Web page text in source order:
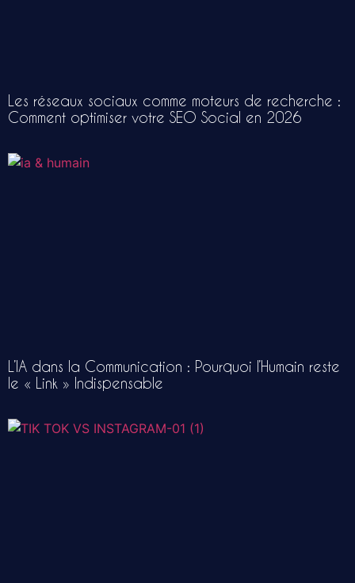
Les réseaux sociaux comme moteurs de recherche :
Comment optimiser votre SEO Social en 2026
L’IA dans la Communication : Pourquoi l’Humain reste
le « Link » Indispensable